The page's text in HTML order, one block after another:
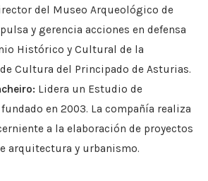
del Museo Arqueológico de
y gerencia acciones en defensa
Histórico y Cultural de la
Cultura del Principado de Asturias.
Lidera un Estudio de
en 2003. La compañía realiza
a la elaboración de proyectos
arquitectura y urbanismo.